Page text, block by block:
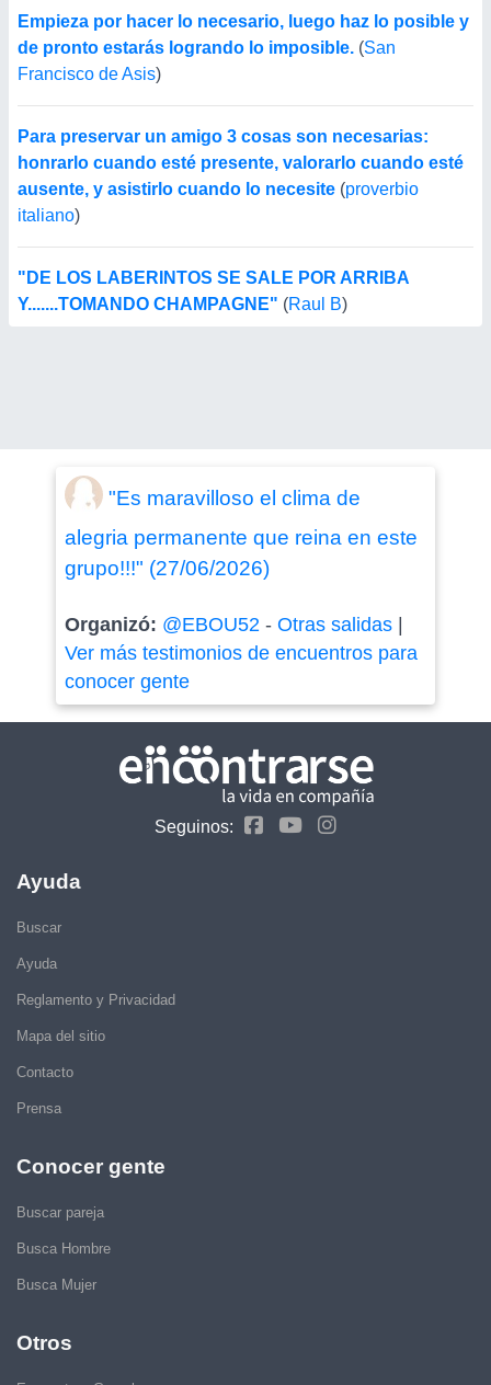
Empieza por hacer lo necesario, luego haz lo posible y
de pronto estarás logrando lo imposible. (San
Francisco de Asis)
Para preservar un amigo 3 cosas son necesarias:
honrarlo cuando esté presente, valorarlo cuando esté
ausente, y asistirlo cuando lo necesite (proverbio
italiano)
"DE LOS LABERINTOS SE SALE POR ARRIBA
Y.......TOMANDO CHAMPAGNE" (Raul B)
"Es maravilloso el clima de
alegria permanente que reina en este
grupo!!!" (27/06/2026)
Organizó: @EBOU52- Otras salidas|
Ver más testimonios de encuentros para
conocer gente
Seguinos:
Ayuda
Buscar
Ayuda
Reglamento y Privacidad
Mapa del sitio
Contacto
Prensa
Conocer gente
Buscar pareja
Busca Hombre
Busca Mujer
Otros